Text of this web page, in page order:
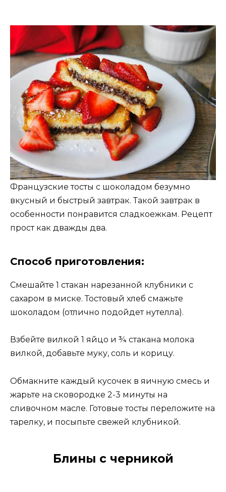
Французские тосты с шоколадом безумно
вкусный и быстрый завтрак. Такой завтрак в
особенности понравится сладкоежкам. Рецепт
прост как дважды два.
Способ приготовления:
Смешайте 1 стакан нарезанной клубники с
сахаром в миске. Тостовый хлеб смажьте
шоколадом (отлично подойдет нутелла).
Взбейте вилкой 1 яйцо и ¾ стакана молока
вилкой, добавьте муку, соль и корицу.
Обмакните каждый кусочек в яичную смесь и
жарьте на сковородке 2-3 минуты на
сливочном масле. Готовые тосты переложите на
тарелку, и посыпьте свежей клубникой.
Блины с черникой